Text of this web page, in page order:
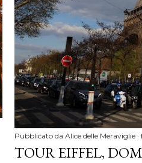
Pubblicato da Alice delle Meraviglie
TOUR EIFFEL,